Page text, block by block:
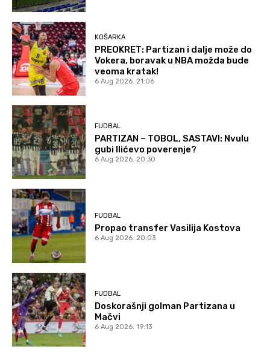
KOŠARKA
PREOKRET: Partizan i dalje može do
Vokera, boravak u NBA možda bude
veoma kratak!
6 Aug 2026. 21:06
FUDBAL
PARTIZAN – TOBOL, SASTAVI: Nvulu
gubi Ilićevo poverenje?
6 Aug 2026. 20:30
FUDBAL
Propao transfer Vasilija Kostova
6 Aug 2026. 20:03
FUDBAL
Doskorašnji golman Partizana u
Mačvi
6 Aug 2026. 19:13